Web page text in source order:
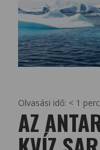
Olvasási idő: < 1 perc
AZ